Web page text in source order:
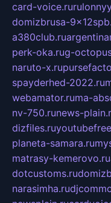
card-voice.ru
domizbrusa-
a380club.ru
perk-oka.rug-
naruto-x.ru
spayderhed-2022.ru
webamator.ruma-
nv-750.runews-
dizfiles.ru
planeta-samara.ru
matrasy-kemerovo.ru
dotcustoms.ru
narasimha.ru